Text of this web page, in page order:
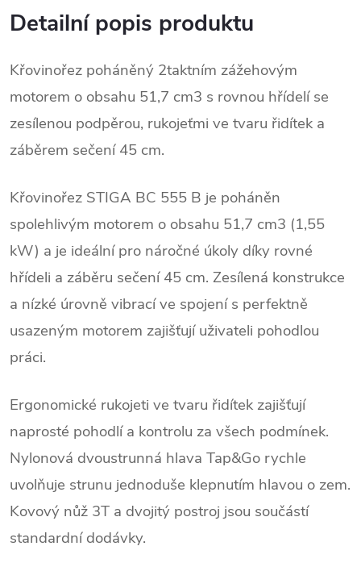
Detailní popis produktu
Křovinořez poháněný 2taktním zážehovým
motorem o obsahu 51,7 cm3 s rovnou hřídelí se
zesílenou podpěrou, rukojeťmi ve tvaru řidítek a
záběrem sečení 45 cm.
Křovinořez STIGA BC 555 B je poháněn
spolehlivým motorem o obsahu 51,7 cm3 (1,55
kW) a je ideální pro náročné úkoly díky rovné
hřídeli a záběru sečení 45 cm. Zesílená konstrukce
a nízké úrovně vibrací ve spojení s perfektně
usazeným motorem zajišťují uživateli pohodlou
práci.
Ergonomické rukojeti ve tvaru řidítek zajišťují
naprosté pohodlí a kontrolu za všech podmínek.
Nylonová dvoustrunná hlava Tap&Go rychle
uvolňuje strunu jednoduše klepnutím hlavou o zem.
Kovový nůž 3T a dvojitý postroj jsou součástí
standardní dodávky.